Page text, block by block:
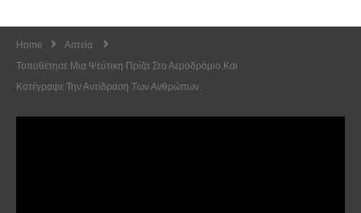
Home
Αστεία
Τοποθέτησε Μια Ψεύτικη Πρίζα Στο Αεροδρόμιο Και
Κατέγραψε Την Αντίδραση Των Ανθρώπων.